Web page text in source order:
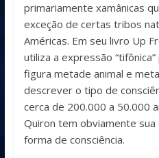
primariamente xamânicas
exceção de certas tribos
Américas. Em seu livro Up
utiliza a expressão
figura metade animal e
descrever o tipo de
cerca de 200.000 a 50.000
Quiron tem obviamente
forma de consciência.